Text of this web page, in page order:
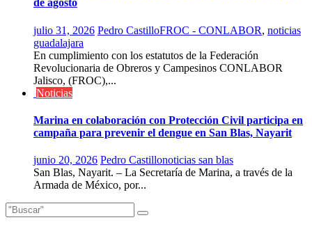
de agosto
julio 31, 2026 Pedro CastilloFROC - CONLABOR, noticias
guadalajara
En cumplimiento con los estatutos de la Federación
Revolucionaria de Obreros y Campesinos CONLABOR
Jalisco, (FROC),...
Noticias
Marina en colaboración con Protección Civil participa en
campaña para prevenir el dengue en San Blas, Nayarit
junio 20, 2026 Pedro Castillonoticias san blas
San Blas, Nayarit. – La Secretaría de Marina, a través de la
Armada de México, por...